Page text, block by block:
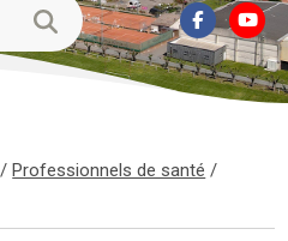
/Professionnels de santé /